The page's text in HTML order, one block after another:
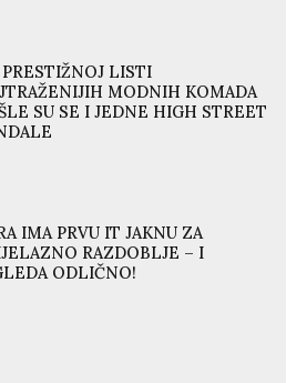
LISTI
MODNIH KOMADA
SU SE I JEDNE HIGH STREET
IMA PRVU IT JAKNU ZA
RAZDOBLJE – I
ODLIČNO!